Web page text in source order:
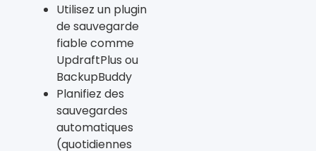
Utilisez un plugin
de sauvegarde
fiable comme
UpdraftPlus ou
BackupBuddy
Planifiez des
sauvegardes
automatiques
(quotidiennes